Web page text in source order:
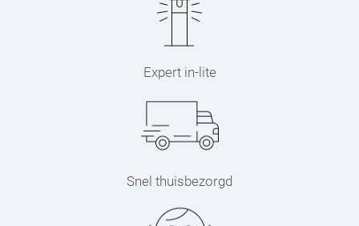
Expert in-lite
Snel thuisbezorgd